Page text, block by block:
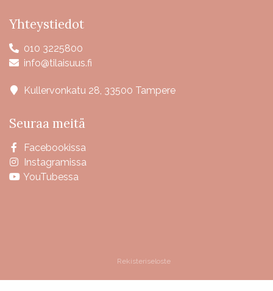
Yhteystiedot
010 3225800
info@tilaisuus.fi
Kullervonkatu 28, 33500 Tampere
Seuraa meitä
Facebookissa
Instagramissa
YouTubessa
Rekisteriseloste